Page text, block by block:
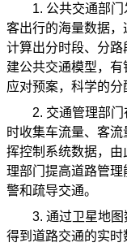
1. 公共交通部
客出行的海量数据
计算出分时段、分路
建公共交通模型，
应对预案，科学的分
2. 交通管理部
时收集车流量、客
挥控制系统数据，
理部门提高道路管
警和疏导交通。
3. 通过卫星地图
得到道路交通的实